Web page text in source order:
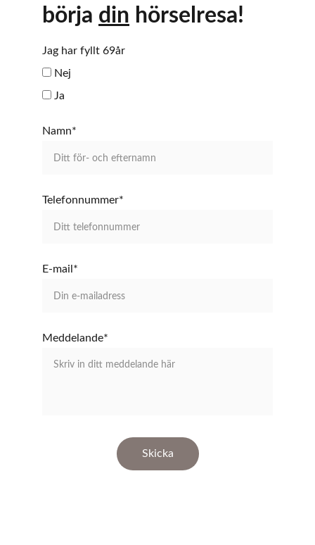
Jag har fyllt 69år
Nej
Ja
Namn*
Telefonnummer*
E-mail*
Meddelande*
Skicka
börja din hörselresa!